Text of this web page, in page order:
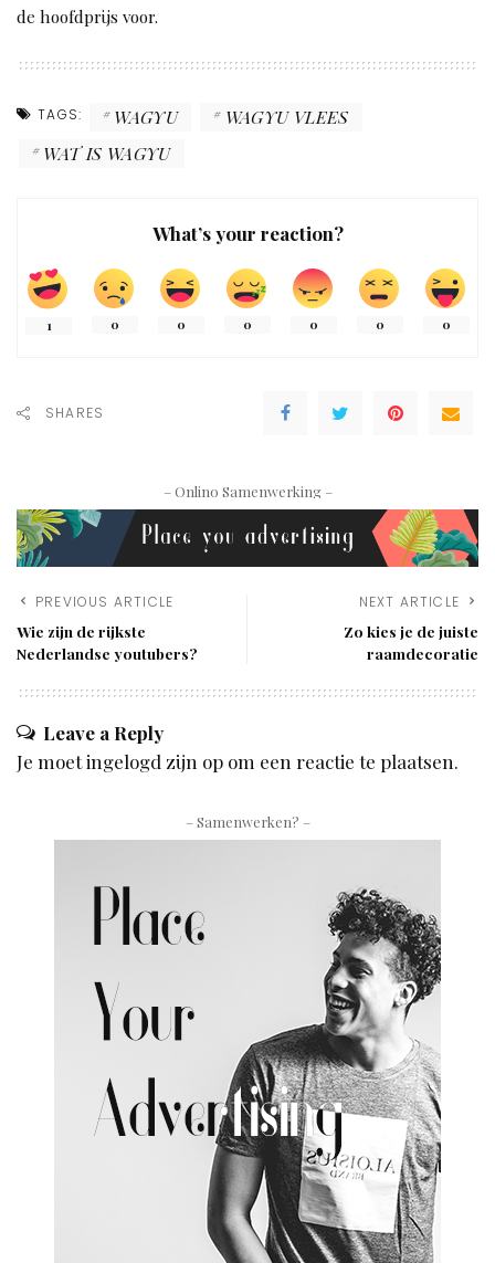
de hoofdprijs voor.
TAGS: WAGYU
WAGYU VLEES
WAT IS WAGYU
What’s your reaction?
1 0 0 0 0 0 0
SHARES
– Onlino Samenwerking –
PREVIOUS ARTICLE
Wie zijn de rijkste
Nederlandse youtubers?
NEXT ARTICLE
Zo kies je de juiste
raamdecoratie
Leave a Reply
Je moetingelogd zijn op om een reactie te plaatsen.
– Samenwerken? –